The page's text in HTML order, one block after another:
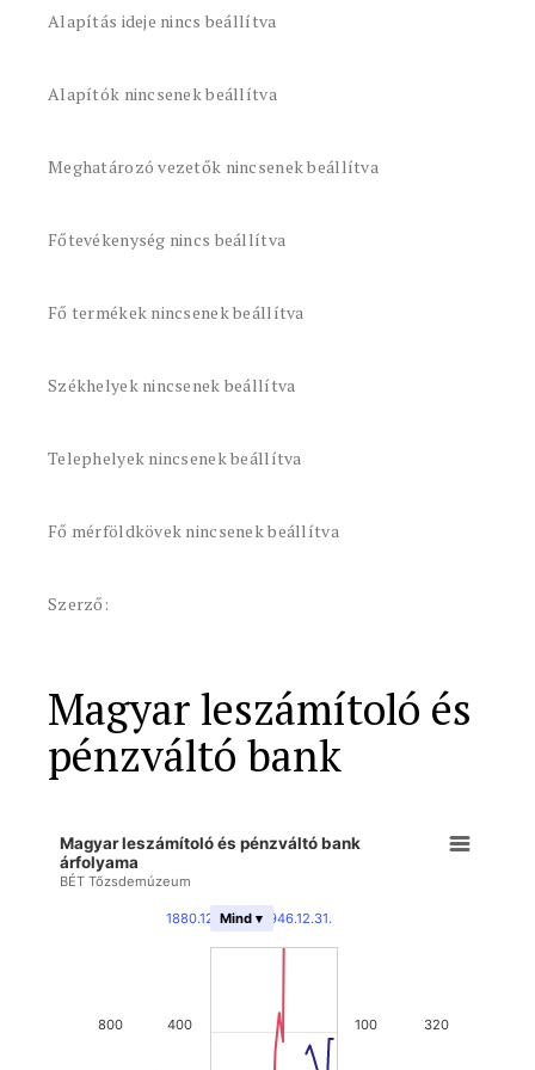
Alapítás ideje nincs beállítva
Alapítók nincsenek beállítva
Meghatározó vezetők nincsenek beállítva
Főtevékenység nincs beállítva
Fő termékek nincsenek beállítva
Székhelyek nincsenek beállítva
Telephelyek nincsenek beállítva
Fő mérföldkövek nincsenek beállítva
Szerző:
Magyar leszámítoló és
pénzváltó bank
Magyar leszámítoló és pénzváltó bank
árfolyama
BÉT Tőzsdemúzeum
1880.12.31. - 1946.12.31.
Mind ▾
400
800 100 320